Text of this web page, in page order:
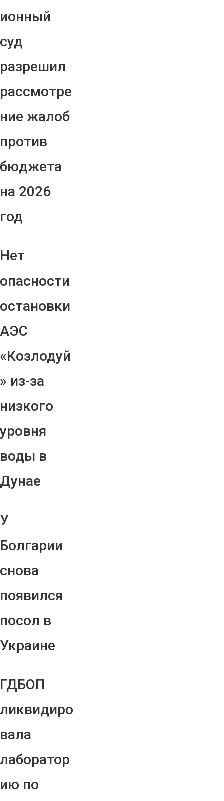
ионный
суд
разрешил
рассмотре
ние жалоб
против
бюджета
на 2026
год
Нет
опасности
остановки
АЭС
«Козлодуй
» из-за
низкого
уровня
воды в
Дунае
У
Болгарии
снова
появился
посол в
Украине
ГДБОП
ликвидиро
вала
лаборатор
ию по